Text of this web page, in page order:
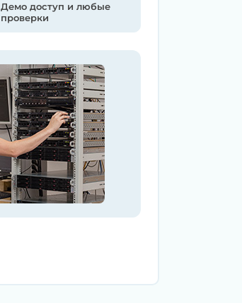
Демо доступ и любые
проверки